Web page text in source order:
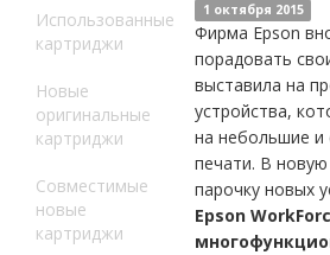
Использованные
картриджи
Новые
оригинальные
картриджи
Совместимые
новые
картриджи
1 октября 2015
Фирма Epson
порадовать
выставила на
устройства,
на небольшие
печати. В
парочку новых
Epson